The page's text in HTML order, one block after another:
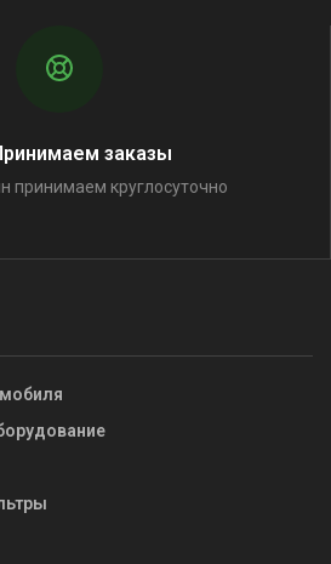
заказы
принимаем круглосуточно